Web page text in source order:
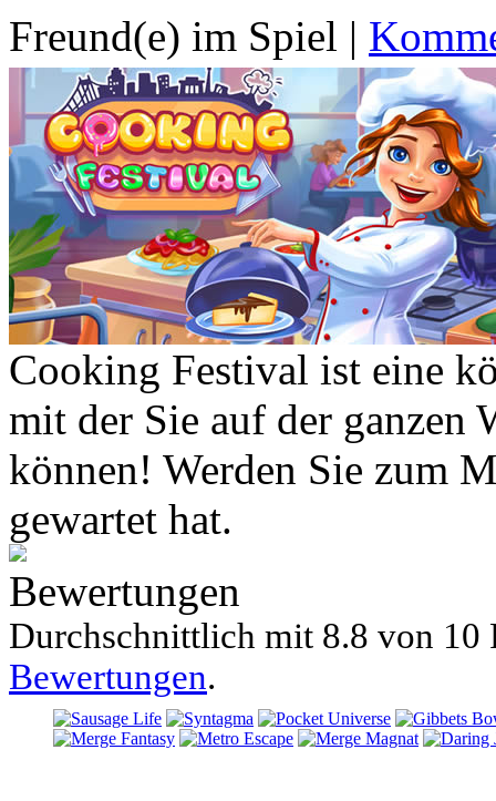
Freund(e) im Spiel |
Cooking Festival ist eine
mit der Sie auf der ganzen
können! Werden Sie zum
gewartet hat.
Bewertungen
Durchschnittlich mit 8.8 von 10
Bewertungen.